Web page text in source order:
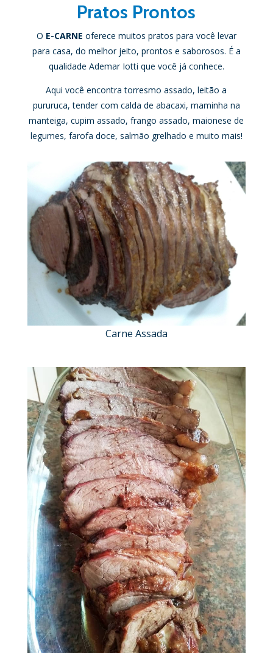
Pratos Prontos
O E-CARNE oferece muitos pratos para você levar
para casa, do melhor jeito, prontos e saborosos. É a
qualidade Ademar Iotti que você já conhece.
Aqui você encontra torresmo assado, leitão a
pururuca, tender com calda de abacaxi, maminha na
manteiga, cupim assado, frango assado, maionese de
legumes, farofa doce, salmão grelhado e muito mais!
Carne Assada